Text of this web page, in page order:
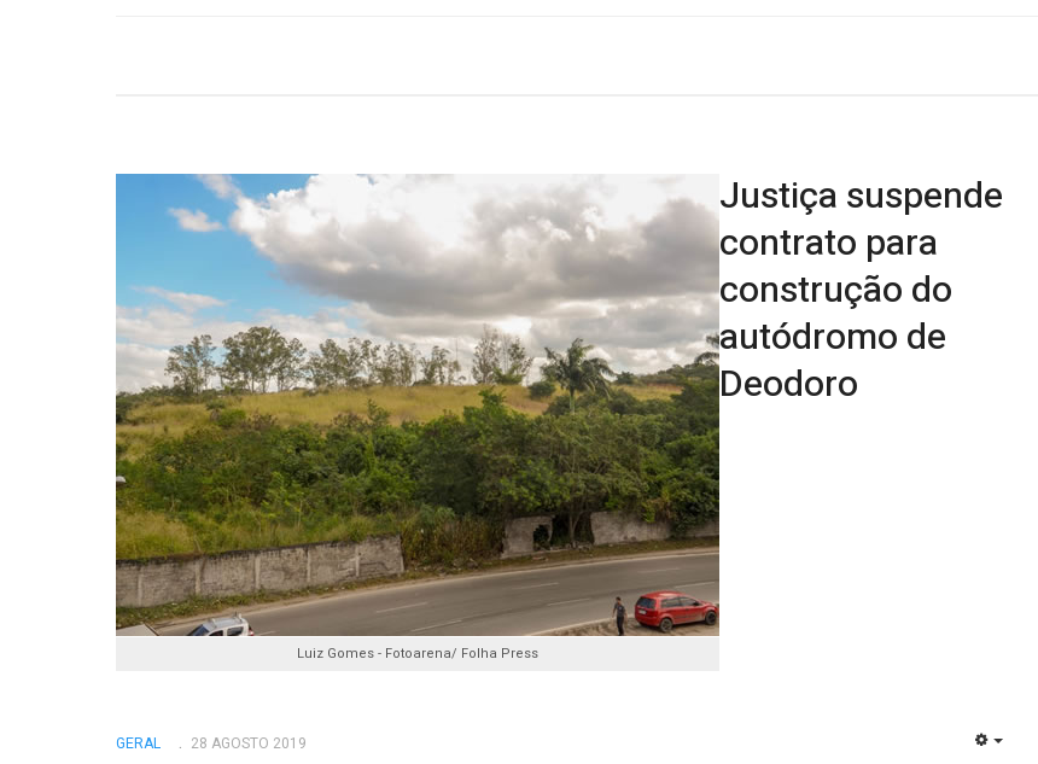
Luiz Gomes - Fotoarena/ Folha Press
Justiça suspende
contrato para
construção do
autódromo de
Deodoro
GERAL 28 AGOSTO 2019